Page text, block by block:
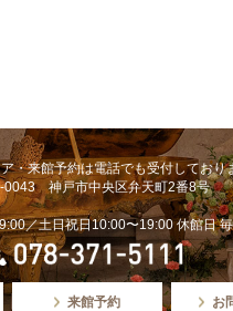
・来館予約は電話でも受付しており
0043 神戸市中央区弁天町2番8号
／土日祝日10:00〜19:00 休館日
来館予約 お